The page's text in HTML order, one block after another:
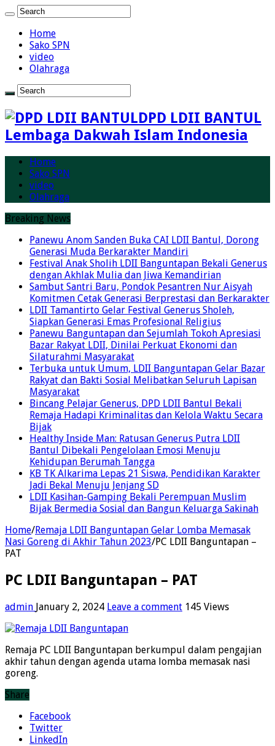
Home
Sako SPN
video
Olahraga
DPD LDII BANTUL
Lembaga Dakwah Islam Indonesia
Home
Sako SPN
video
Olahraga
Breaking News
Panewu Anom Sanden Buka CAI LDII Bantul, Dorong
Generasi Muda Berkarakter Mandiri
Festival Anak Sholih LDII Banguntapan Bekali Generus
dengan Akhlak Mulia dan Jiwa Kemandirian
Sambut Santri Baru, Pondok Pesantren Nur Aisyah
Komitmen Cetak Generasi Berprestasi dan Berkarakter
LDII Tamantirto Gelar Festival Generus Sholeh,
Siapkan Generasi Emas Profesional Religius
Panewu Banguntapan dan Sejumlah Tokoh Apresiasi
Bazar Rakyat LDII, Dinilai Perkuat Ekonomi dan
Silaturahmi Masyarakat
Terbuka untuk Umum, LDII Banguntapan Gelar Bazar
Rakyat dan Bakti Sosial Melibatkan Seluruh Lapisan
Masyarakat
Bincang Pelajar Generus, DPD LDII Bantul Bekali
Remaja Hadapi Kriminalitas dan Kelola Waktu Secara
Bijak
Healthy Inside Man: Ratusan Generus Putra LDII
Bantul Dibekali Pengelolaan Emosi Menuju
Kehidupan Berumah Tangga
KB TK Alkarima Lepas 21 Siswa, Pendidikan Karakter
Jadi Bekal Menuju Jenjang SD
LDII Kasihan-Gamping Bekali Perempuan Muslim
Bijak Bermedia Sosial dan Bangun Keluarga Sakinah
Home/Remaja LDII Banguntapan Gelar Lomba Memasak
Nasi Goreng di Akhir Tahun 2023/PC LDII Banguntapan –
PAT
PC LDII Banguntapan – PAT
admin January 2, 2024 Leave a comment 145 Views
Remaja PC LDII Banguntapan berkumpul dalam pengajian
akhir tahun dengan agenda utama lomba memasak nasi
goreng.
Share
Facebook
Twitter
LinkedIn